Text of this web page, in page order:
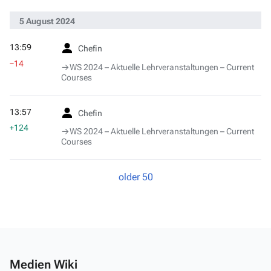
5 August 2024
Chefin
→‎WS 2024 – Aktuelle Lehrveranstaltungen – Current
Courses
13:59
−14
Chefin
→‎WS 2024 – Aktuelle Lehrveranstaltungen – Current
Courses
13:57
+124
older 50
Medien Wiki